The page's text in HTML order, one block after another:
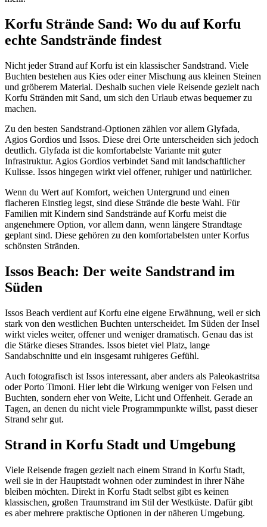
Korfu Strände Sand: Wo du auf Korfu
echte Sandstrände findest
Nicht jeder Strand auf Korfu ist ein klassischer Sandstrand. Viele
Buchten bestehen aus Kies oder einer Mischung aus kleinen Steinen
und gröberem Material. Deshalb suchen viele Reisende gezielt nach
Korfu Stränden mit Sand, um sich den Urlaub etwas bequemer zu
machen.
Zu den besten Sandstrand-Optionen zählen vor allem Glyfada,
Agios Gordios und Issos. Diese drei Orte unterscheiden sich jedoch
deutlich. Glyfada ist die komfortabelste Variante mit guter
Infrastruktur. Agios Gordios verbindet Sand mit landschaftlicher
Kulisse. Issos hingegen wirkt viel offener, ruhiger und natürlicher.
Wenn du Wert auf Komfort, weichen Untergrund und einen
flacheren Einstieg legst, sind diese Strände die beste Wahl. Für
Familien mit Kindern sind Sandstrände auf Korfu meist die
angenehmere Option, vor allem dann, wenn längere Strandtage
geplant sind. Diese gehören zu den komfortabelsten unter Korfus
schönsten Stränden.
Issos Beach: Der weite Sandstrand im
Süden
Issos Beach verdient auf Korfu eine eigene Erwähnung, weil er sich
stark von den westlichen Buchten unterscheidet. Im Süden der Insel
wirkt vieles weiter, offener und weniger dramatisch. Genau das ist
die Stärke dieses Strandes. Issos bietet viel Platz, lange
Sandabschnitte und ein insgesamt ruhigeres Gefühl.
Auch fotografisch ist Issos interessant, aber anders als Paleokastritsa
oder Porto Timoni. Hier lebt die Wirkung weniger von Felsen und
Buchten, sondern eher von Weite, Licht und Offenheit. Gerade an
Tagen, an denen du nicht viele Programmpunkte willst, passt dieser
Strand sehr gut.
Strand in Korfu Stadt und Umgebung
Viele Reisende fragen gezielt nach einem Strand in Korfu Stadt,
weil sie in der Hauptstadt wohnen oder zumindest in ihrer Nähe
bleiben möchten. Direkt in Korfu Stadt selbst gibt es keinen
klassischen, großen Traumstrand im Stil der Westküste. Dafür gibt
es aber mehrere praktische Optionen in der näheren Umgebung.